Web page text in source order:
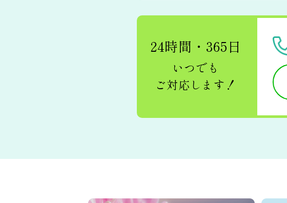
24時間・365日
いつでも
ご対応します！